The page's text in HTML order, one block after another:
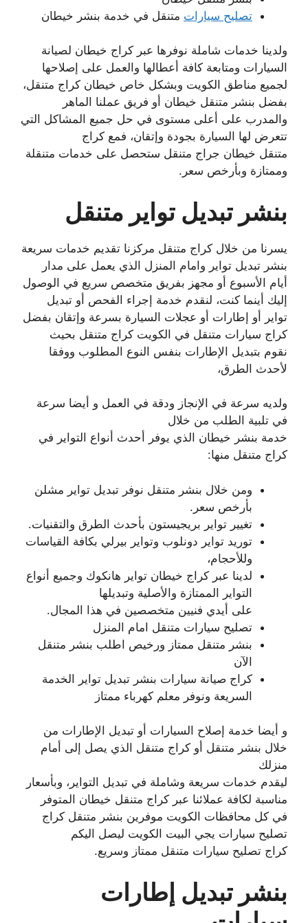
تصليح سيارات متنقل في خدمة بنشر خيطان
ولدينا خدمات شاملة نوفرها عبر كراج خيطان لصيانة
السيارات ومتابعة كافة أعطالها والعمل على إصلاحها
لجميع مناطق الكويت وبشكل خاص خيطان كراج متنقل،
بفضل بنشر متنقل خيطان أو فريق عملنا الماهر
والمدرب على أعلى مستوى في حل جميع المشاكل التي
تتعرض لها السيارة بجودة وإتقان، فمع كراج
متنقل خيطان جراج متنقل ستحصل على خدمات متنقلة
وممتازة وبأرخص سعر.
بنشر تبديل تواير متنقل
يسرنا من خلال كراج متنقل مركزنا تقديم خدمات سريعة
بنشر تبديل تواير وامام المنزل الذي يعمل على مدار
أيام الأسبوع أو مجهز بفريق متخصص سريع في الوصول
إليك أينما كنت، لنقدم خدمة إجراء الفحص أو تبديل
تواير أو إطارات أو عجلات السيارة بسرعة وإتقان بفضل
كراج سيارات متنقل في الكويت كراج متنقل بحيث
نقوم بتبديل الإطارات بنفس النوع المطلوب ووفقا
لأحدث الطرق،
ولديه سرعة في الإنجاز ودقة في العمل و أيضا سرعة
في تلبية الطلب من خلال
خدمة بنشر خيطان الذي يوفر أحدث أنواع التواير في
كراج متنقل منها:
ومن خلال بنشر متنقل نوفر تبديل تواير مشلن
بأرخص سعر.
تغيير تواير بريجيستون بأحدث الطرق والتقنيات.
توريد تواير دونلوب وتواير بيرلي بكافة القياسات
وللأحجام،
لدينا عبر كراج خيطان تواير هانكوك وجميع أنواع
التواير الممتازة والأصلية وتبديلها
على أيدي فنيين متخصصين في هذا المجال.
تصليح سيارات متنقل امام المنزل
بنشر متنقل ممتاز ورخيص اطلب بنشر متنقل
الآن
كراج صيانة سيارات بنشر تبديل تواير الخدمة
السريعة ونوفر معلم كهرباء ممتاز
و أيضا خدمة إصلاح السيارات أو تبديل الإطارات من
خلال بنشر متنقل أو كراج متنقل الذي يصل إلى أمام
منزلك
ليقدم خدمات سريعة وشاملة في تبديل التواير، وبأسعار
مناسبة لكافة عملائنا عبر كراج متنقل خيطان المتوفر
في كل محافظات الكويت موفرين بنشر متنقل كراج
تصليح سيارات يجي البيت الكويت ليصل اليكم
كراج تصليح سيارات متنقل ممتاز وسريع.
بنشر تبديل إطارات